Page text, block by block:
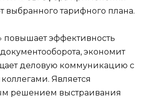
выбранного тарифного плана.
повышает эффективность
экономит
деловую коммуникацию с
Является
решением выстраивания